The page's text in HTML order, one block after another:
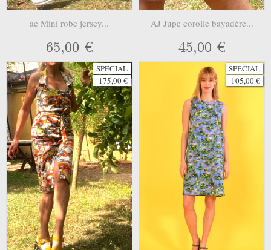
ae Mini robe jersey...
65,00 €
AJ Jupe corolle bayadère...
45,00 €
SPECIAL
-175,00 €
SPECIAL
-105,00 €